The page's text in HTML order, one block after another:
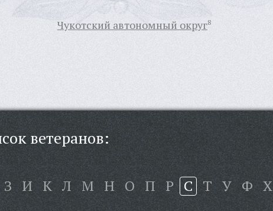
Чукотский автономный округ8
ветеранов:
З И К Л М Н О П Р С Т У Ф Х